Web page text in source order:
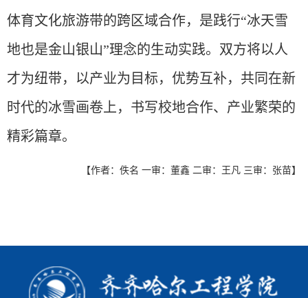
体育文化旅游带的跨区域合作，是践行“冰天雪
地也是金山银山”理念的生动实践。双方将以人
才为纽带，以产业为目标，优势互补，共同在新
时代的冰雪画卷上，书写校地合作、产业繁荣的
精彩篇章。
【作者：佚名 一审：董鑫 二审：王凡 三审：张苗】